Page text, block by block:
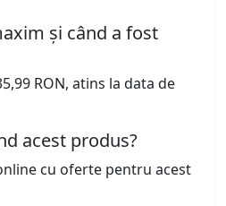
și când a fost
RON, atins la data de
acest produs?
cu oferte pentru acest